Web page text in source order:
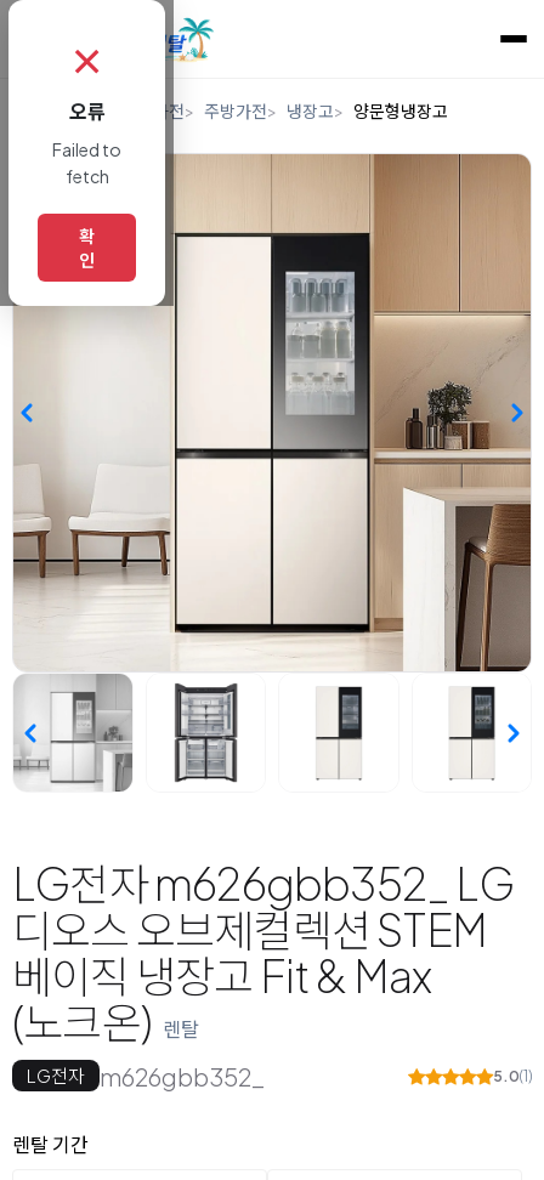
렌탈 디지털/가전 주방가전 냉장고 양문형냉장고
LG전자 m626gbb352_ LG
디오스 오브제컬렉션 STEM
베이직 냉장고 Fit & Max
(노크온) 렌탈
LG전자 m626gbb352_ 5.0(1)
옵션 선택
렌탈 선택
렌탈 기간
✗
오류
Failed to
fetch
확
인